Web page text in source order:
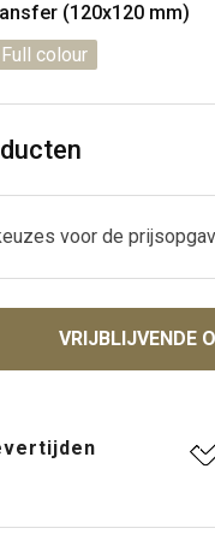
(120x120 mm)
Full colour
voor de
VRIJBLIJVENDE